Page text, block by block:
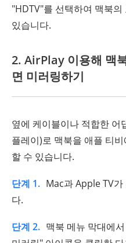
"HDTV"를 선택하여 맥북
있습니다.
2. AirPlay 이용해 맥
면 미러링하기
옆에 케이블이나 적합한 어
플레이)로 맥북을 애플 티
할 수 있습니다.
단계 1. Mac과 Apple TV
다.
단계 2. 맥북 메뉴 막대에